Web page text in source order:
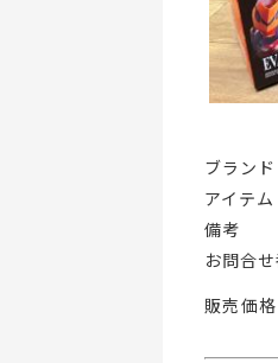
ブラン
アイテ
備考
お問合
販売価格